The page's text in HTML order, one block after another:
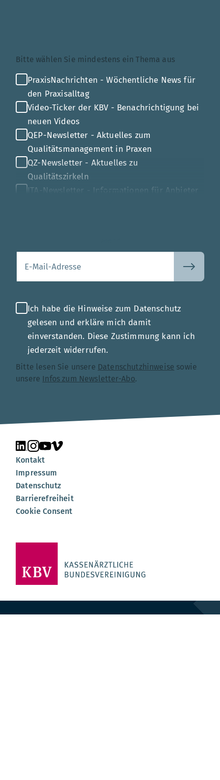
Bitte wählen Sie mindestens ein Thema aus
PraxisNachrichten - Wöchentliche News für
den Praxisalltag
Video-Ticker der KBV - Benachrichtigung bei
neuen Videos
QEP-Newsletter - Aktuelles zum
Qualitätsmanagement in Praxen
QZ-Newsletter - Aktuelles zu
Qualitätszirkeln
ITA-Newsletter - Informationen für Anbieter
Ich habe die Hinweise zum Datenschutz
gelesen und erkläre mich damit
einverstanden. Diese Zustimmung kann ich
jederzeit widerrufen.
Bitte lesen Sie unsere Datenschutzhinweise sowie
unsere Infos zum Newsletter-Abo.
Unsere Seite auf LinkedIn
Unsere Seite auf Instagram
Unsere Seite auf YouTube
Unsere Seite auf Vimeo
Kontakt
Impressum
Datenschutz
Barrierefreiheit
Cookie Consent